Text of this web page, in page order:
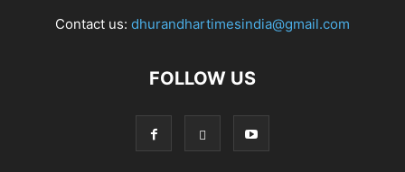
Contact us: dhurandhartimesindia@gmail.com
FOLLOW US